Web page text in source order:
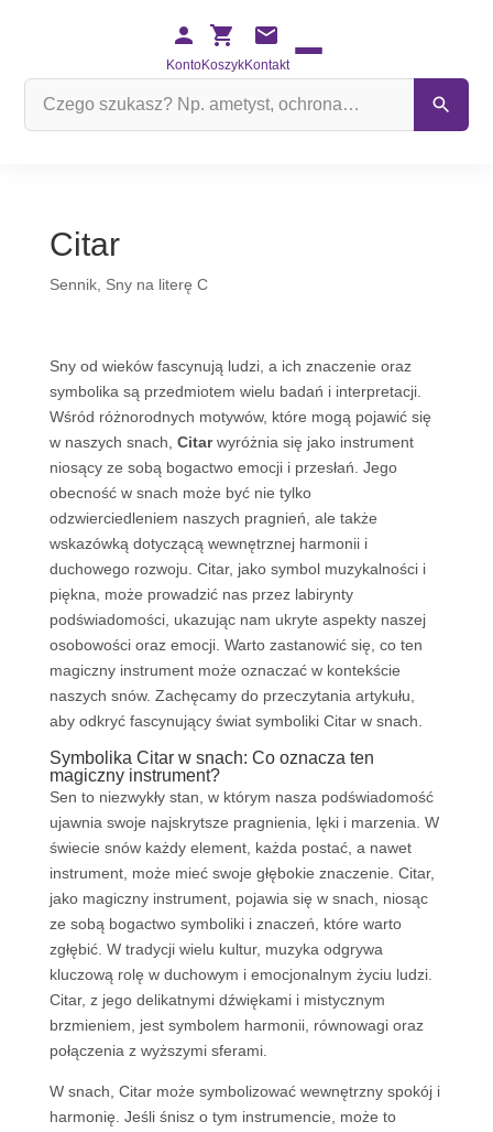
KontoKoszykKontakt
Citar
Sennik, Sny na literę C
Sny od wieków fascynują ludzi, a ich znaczenie oraz
symbolika są przedmiotem wielu badań i interpretacji.
Wśród różnorodnych motywów, które mogą pojawić się
w naszych snach, Citarwyróżnia się jako instrument
niosący ze sobą bogactwo emocji i przesłań. Jego
obecność w snach może być nie tylko
odzwierciedleniem naszych pragnień, ale także
wskazówką dotyczącą wewnętrznej harmonii i
duchowego rozwoju. Citar, jako symbol muzykalności i
piękna, może prowadzić nas przez labirynty
podświadomości, ukazując nam ukryte aspekty naszej
osobowości oraz emocji. Warto zastanowić się, co ten
magiczny instrument może oznaczać w kontekście
naszych snów. Zachęcamy do przeczytania artykułu,
aby odkryć fascynujący świat symboliki Citar w snach.
Symbolika Citar w snach: Co oznacza ten
magiczny instrument?
Sen to niezwykły stan, w którym nasza podświadomość
ujawnia swoje najskrytsze pragnienia, lęki i marzenia. W
świecie snów każdy element, każda postać, a nawet
instrument, może mieć swoje głębokie znaczenie. Citar,
jako magiczny instrument, pojawia się w snach, niosąc
ze sobą bogactwo symboliki i znaczeń, które warto
zgłębić. W tradycji wielu kultur, muzyka odgrywa
kluczową rolę w duchowym i emocjonalnym życiu ludzi.
Citar, z jego delikatnymi dźwiękami i mistycznym
brzmieniem, jest symbolem harmonii, równowagi oraz
połączenia z wyższymi sferami.
W snach, Citar może symbolizować wewnętrzny spokój i
harmonię. Jeśli śnisz o tym instrumencie, może to